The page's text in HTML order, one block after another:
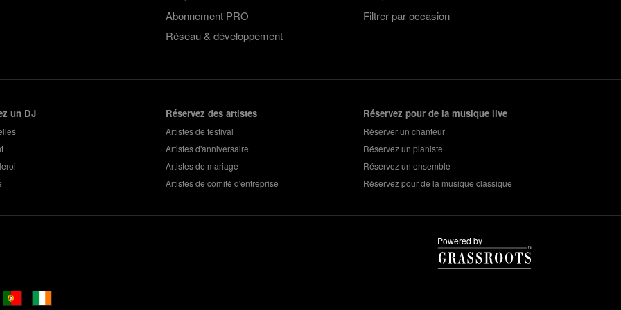
Abonnement PRO
Réseau & développement
Filtrer par occasion
un DJ Réservez des artistes
Artistes de festival
Artistes d'anniversaire
Artistes de mariage
Artistes de comité d'entreprise
Réservez pour de la musique live
Réserver un chanteur
Réservez un pianiste
Réservez un ensemble
Réservez pour de la musique classique